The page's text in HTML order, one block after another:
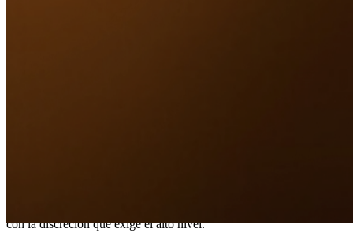
con la discreción que exige el alto nivel.